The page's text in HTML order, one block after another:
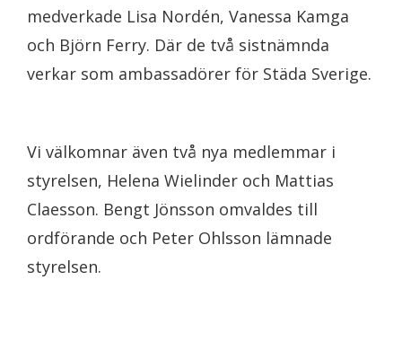
medverkade Lisa Nordén, Vanessa Kamga
och Björn Ferry. Där de två sistnämnda
verkar som ambassadörer för Städa Sverige.
Vi välkomnar även två nya medlemmar i
styrelsen, Helena Wielinder och Mattias
Claesson. Bengt Jönsson omvaldes till
ordförande och Peter Ohlsson lämnade
styrelsen.